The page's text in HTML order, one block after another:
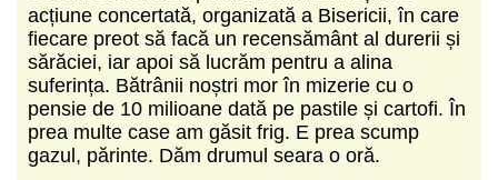
acțiune concertată, organizată a Bisericii, în care
fiecare preot să facă un recensământ al durerii și
sărăciei, iar apoi să lucrăm pentru a alina
suferința. Bătrânii noștri mor în mizerie cu o
pensie de 10 milioane dată pe pastile și cartofi. În
prea multe case am găsit frig. E prea scump
gazul, părinte. Dăm drumul seara o oră.